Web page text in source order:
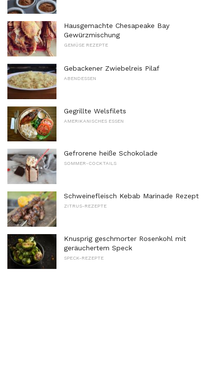
Hausgemachte Chesapeake Bay
Gewürzmischung
GEMÜSE REZEPTE
Gebackener Zwiebelreis Pilaf
ABENDESSEN
Gegrillte Welsfilets
AMERIKANISCHES ESSEN
Gefrorene heiße Schokolade
SOMMER-COCKTAILS
Schweinefleisch Kebab Marinade Rezept
ZITRUS-REZEPTE
Knusprig geschmorter Rosenkohl mit
geräuchertem Speck
SPECK-REZEPTE